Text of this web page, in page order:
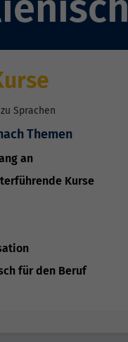
Sprachen
Themen
an
Kurse
für den Beruf